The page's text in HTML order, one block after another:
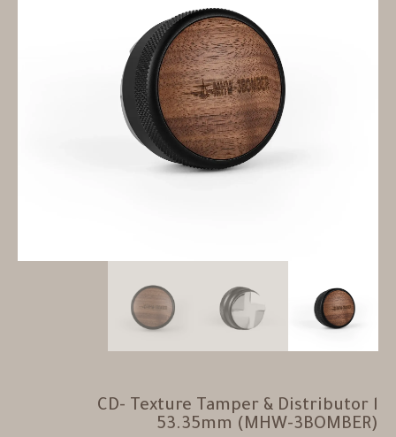
CD- Texture Tamper & Distributor l
53.35mm (MHW-3BOMBER)